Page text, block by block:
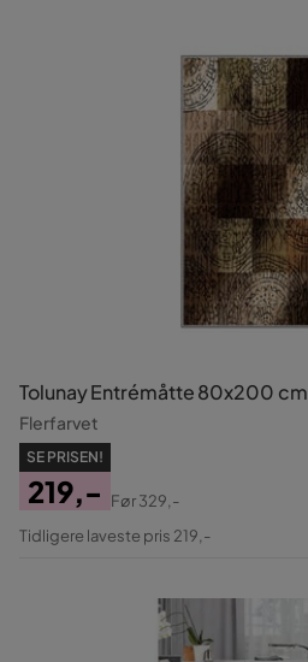
Tolunay Entrémåtte 80x200 cm
Flerfarvet
SE PRISEN!
Pris
219,-
Original
Før329,-
Tidligere laveste pris 219,-